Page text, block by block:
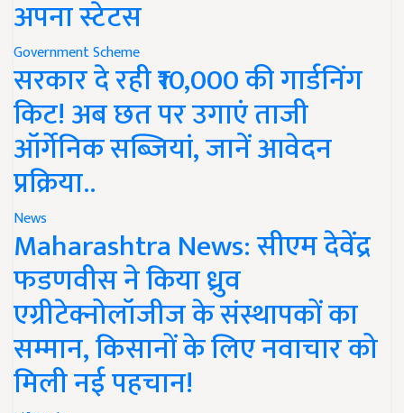
अपना स्टेटस
Government Scheme
सरकार दे रही ₹10,000 की गार्डनिंग
किट! अब छत पर उगाएं ताजी
ऑर्गेनिक सब्जियां, जानें आवेदन
प्रक्रिया..
News
Maharashtra News: सीएम देवेंद्र
फडणवीस ने किया ध्रुव
एग्रीटेक्नोलॉजीज के संस्थापकों का
सम्मान, किसानों के लिए नवाचार को
मिली नई पहचान!